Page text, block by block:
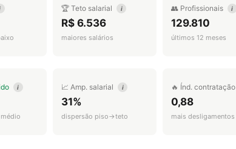
🏆 Teto salarial i
R$ 6.536
maiores salários
👥 Profissionais i
129.810
últimos 12 meses
i 📈 Amp. salarial i
31%
dispersão piso→teto
🔥 Índ. contratação
0,88
mais desligamentos